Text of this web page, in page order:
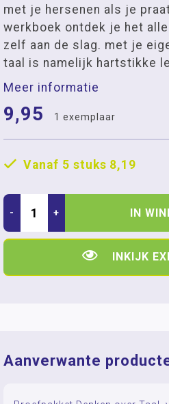
met je hersenen als je
werkboek ontdek je het
zelf aan de slag. met je
taal is namelijk hartstikke
Meer informatie
9,95 1 exemplaar
Vanaf 5 stuks 8,19
- + IN
INKIJK
Aanverwante